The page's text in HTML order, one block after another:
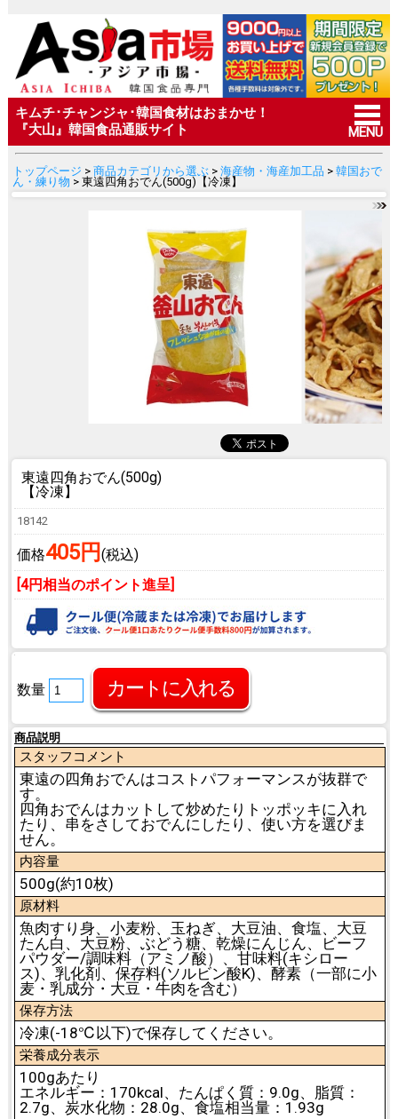
キムチ･チャンジャ･韓国食材はおまかせ！
『大山』韓国食品通販サイト
MENU
トップページ > 商品カテゴリから選ぶ> 海産物・海産加工品 > 韓国おで
ん・練り物 > 東遠四角おでん(500g)【冷凍】
東遠四角おでん(500g)
【冷凍】
18142
価格405円 (税込)
[4円相当のポイント進呈]
数量
商品説明
スタッフコメント
東遠の四角おでんはコストパフォーマンスが抜群で
す。
四角おでんはカットして炒めたりトッポッキに入れ
たり、串をさしておでんにしたり、使い方を選びま
せん。
内容量
500g(約10枚)
原材料
魚肉すり身、小麦粉、玉ねぎ、大豆油、食塩、大豆
たん白、大豆粉、ぶどう糖、乾燥にんじん、ビーフ
パウダー/調味料（アミノ酸）、甘味料(キシロー
ス)、乳化剤、保存料(ソルビン酸K)、酵素（一部に小
麦・乳成分・大豆・牛肉を含む）
保存方法
冷凍(-18℃以下)で保存してください。
栄養成分表示
100gあたり
エネルギー：170kcal、たんぱく質：9.0g、脂質：
2.7g、炭水化物：28.0g、食塩相当量：1.93g